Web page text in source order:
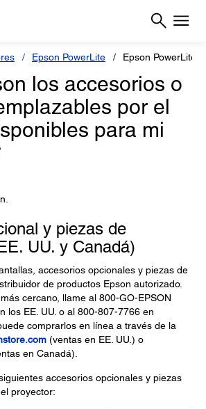
Epson PowerLite Epson PowerLite
los accesorios o
por el
para mi
y piezas de
UU. y Canadá)
accesorios opcionales y piezas de
de productos Epson autorizado.
cercano, llame al 800-GO-EPSON
los EE. UU. o al 800-807-7766 en
comprarlos en línea a través de la
(ventas en EE. UU.) o
en Canadá).
accesorios opcionales y piezas
proyector: